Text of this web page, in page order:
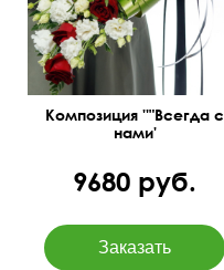
Композиция ''"Всегда с
нами'
9680 руб.